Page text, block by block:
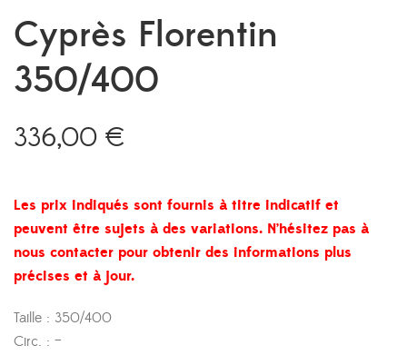
Cyprès Florentin
350/400
336,00 €
Les prix indiqués sont fournis à titre indicatif et
peuvent être sujets à des variations. N’hésitez pas à
nous contacter pour obtenir des informations plus
précises et à jour.
Taille : 350/400
Circ. : –